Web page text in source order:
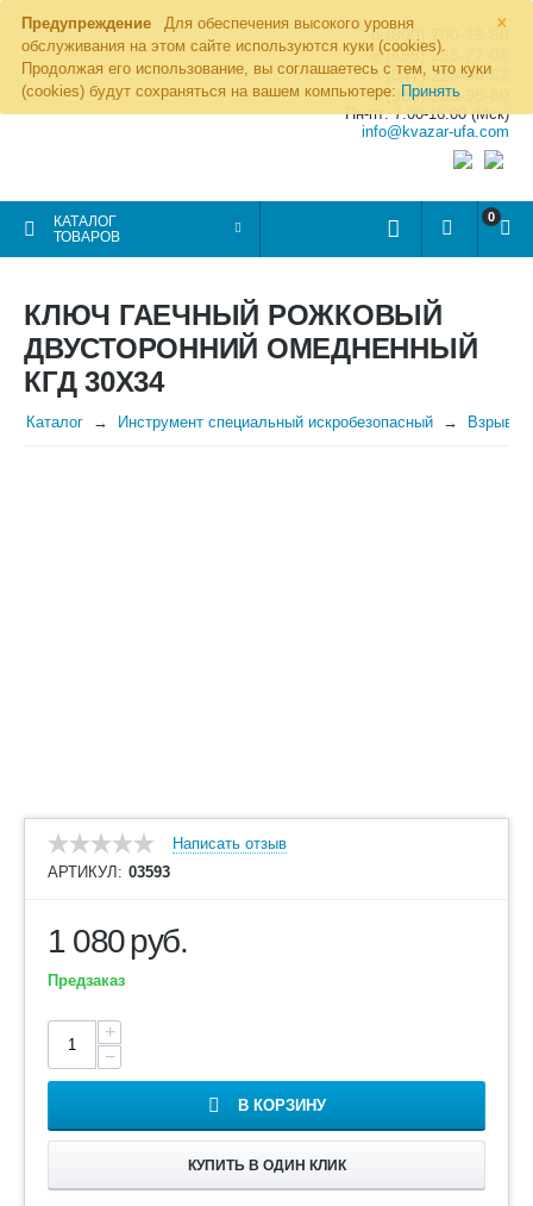
×
Предупреждение
Для обеспечения высокого уровня
обслуживания на этом сайте используются куки (cookies).
Продолжая его использование, вы соглашаетесь с тем, что куки
(cookies) будут сохраняться на вашем компьютере: Принять
8 (800) 700-19-50
8 (495) 255-77-08
8 (347) 225-00-52
8 (986) 963-95-80
Пн-пт: 7.00-16.00 (Мск)
info@kvazar-ufa.com
КАТАЛОГ
ТОВАРОВ
0
КЛЮЧ ГАЕЧНЫЙ РОЖКОВЫЙ
ДВУСТОРОННИЙ ОМЕДНЕННЫЙ
КГД 30Х34
Каталог Инструмент специальный искробезопасный
Написать отзыв
АРТИКУЛ: 03593
1 080руб.
Предзаказ
+
−
В КОРЗИНУ
КУПИТЬ В ОДИН КЛИК